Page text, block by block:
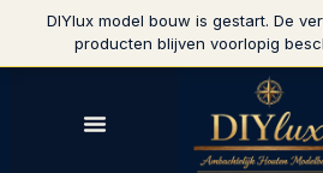
DIYlux model bouw is gestart. De
producten blijven voorlopig